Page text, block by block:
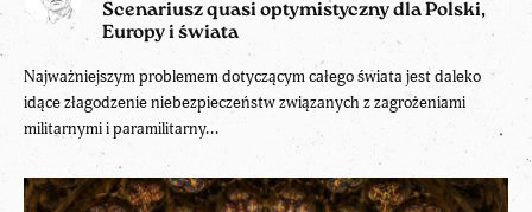
Scenariusz quasi optymistyczny dla Polski,
Europy i świata
Najważniejszym problemem dotyczącym całego świata jest daleko
idące złagodzenie niebezpieczeństw związanych z zagrożeniami
militarnymi i paramilitarny...